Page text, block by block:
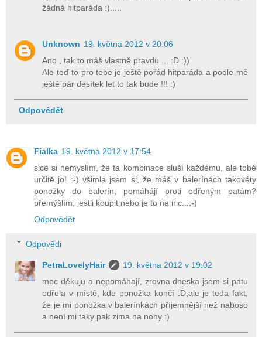
žádná hitparáda :).....
Unknown 19. května 2012 v 20:06
Ano , tak to máš vlastně pravdu ... :D :))
Ale teď to pro tebe je ještě pořád hitparáda a podle mě
ještě pár desítek let to tak bude !!! :)
Odpovědět
Fialka 19. května 2012 v 17:54
sice si nemyslím, že ta kombinace sluší každému, ale tobě
určitě jo! :-) všimla jsem si, že máš v balerínách takovéty
ponožky do balerín, pomáhájí proti odřeným patám?
přemýšlím, jestli koupit nebo je to na nic...:-)
Odpovědět
Odpovědi
PetraLovelyHair
19. května 2012 v 19:02
moc děkuju a nepomáhají, zrovna dneska jsem si patu
odřela v místě, kde ponožka končí :D,ale je teda fakt,
že je mi ponožka v balerínkách příjemnější než naboso
a není mi taky pak zima na nohy :)